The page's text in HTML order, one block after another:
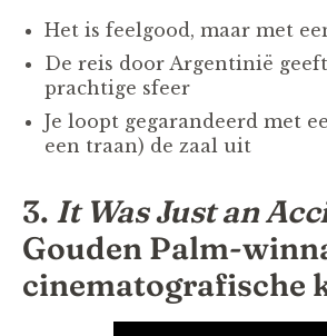
Het is feelgood, maar met
De reis door Argentinië
prachtige sfeer
Je loopt gegarandeerd met
een traan) de zaal uit
3. It Was Just an
Gouden Palm-
cinematografische